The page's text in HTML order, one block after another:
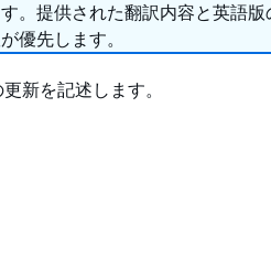
。提供された翻訳内容と英語版
優先します。
新を記述します。